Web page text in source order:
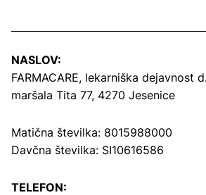
NASLOV:
FARMACARE, lekarniška dejavnost
maršala Tita 77, 4270 Jesenice
Matična številka: 8015988000
Davčna številka: SI10616586
TELEFON: